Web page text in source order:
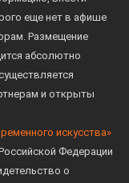
еще нет в афише
Размещение
абсолютно
и открыты
искусства»
Федерации
о